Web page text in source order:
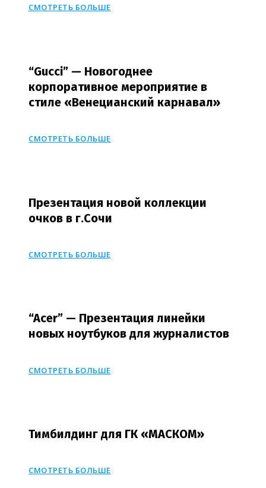
СМОТРЕТЬ БОЛЬШЕ
“Gucci” — Новогоднее
корпоративное мероприятие в
стиле «Венецианский карнавал»
СМОТРЕТЬ БОЛЬШЕ
Презентация новой коллекции
очков в г.Сочи
СМОТРЕТЬ БОЛЬШЕ
“Acer” — Презентация линейки
новых ноутбуков для журналистов
СМОТРЕТЬ БОЛЬШЕ
Тимбилдинг для ГК «МАСКОМ»
СМОТРЕТЬ БОЛЬШЕ